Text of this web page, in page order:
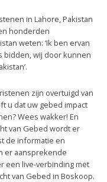
in Lahore, Pakistan
honderden
weten: ‘Ik ben ervan
bidden, wij door kunnen
zijn overtuigd van
u dat uw gebed impact
Wees wakker! En
van Gebed wordt er
de informatie en
er aansprekende
een live-verbinding met
van Gebed in Boskoop.